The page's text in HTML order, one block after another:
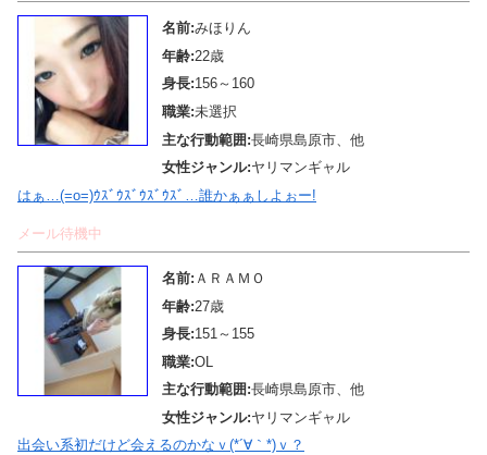
名前:みほりん
年齢:22歳
身長:156～160
職業:未選択
主な行動範囲:長崎県島原市、他
女性ジャンル:ヤリマンギャル
はぁ…(=o=)ｳｽﾞｳｽﾞｳｽﾞｳｽﾞ…誰かぁぁしよぉー!
メール待機中
名前: ＡＲＡＭＯ
年齢:27歳
身長:151～155
職業:OL
主な行動範囲:長崎県島原市、他
女性ジャンル:ヤリマンギャル
出会い系初だけど会えるのかなｖ(*´∀｀*)ｖ？